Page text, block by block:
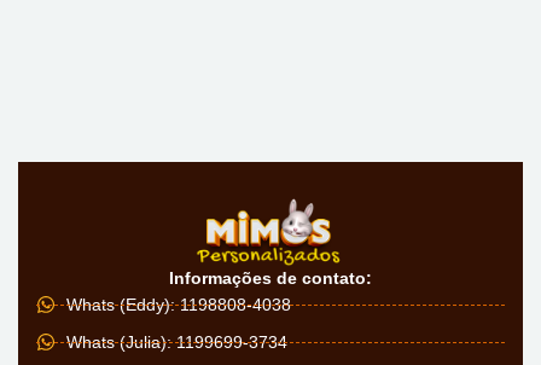
Informações de contato:
Whats (Eddy): 1198808-4038
Whats (Julia): 1199699-3734